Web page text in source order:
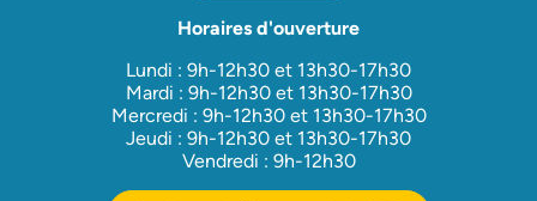
Horaires d'ouverture
Lundi : 9h-12h30 et 13h30-17h30
Mardi : 9h-12h30 et 13h30-17h30
Mercredi : 9h-12h30 et 13h30-17h30
Jeudi : 9h-12h30 et 13h30-17h30
Vendredi : 9h-12h30